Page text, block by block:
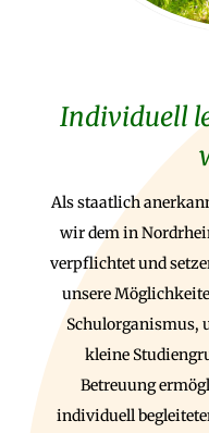
Individuell
Als staatlich
wir dem in
verpflichtet und
unsere
Schulorganismus,
kleine
Betreuung
individuell